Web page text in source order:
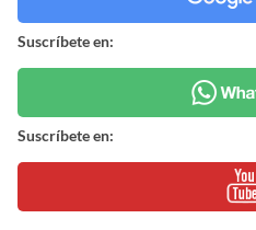
Suscríbete en:
Suscríbete en: